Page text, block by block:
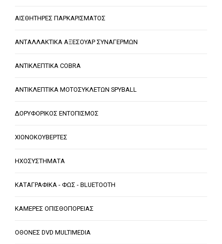
ΑΙΣΘΗΤΗΡΕΣ ΠΑΡΚΑΡΙΣΜΑΤΟΣ
ΑΝΤΑΛΛΑΚΤΙΚΑ ΑΞΕΣΟΥΑΡ ΣΥΝΑΓΕΡΜΩΝ
ΑΝΤΙΚΛΕΠΤΙΚΑ COBRA
ΑΝΤΙΚΛΕΠΤΙΚΑ ΜΟΤΟΣΥΚΛΕΤΩΝ SPYBALL
ΔΟΡΥΦΟΡΙΚΟΣ ΕΝΤΟΠΙΣΜΟΣ
ΧΙΟΝΟΚΟΥΒΕΡΤΕΣ
ΗΧΟΣΥΣΤΗΜΑΤΑ
ΚΑΤΑΓΡΑΦΙΚΑ - ΦΩΣ - BLUETOOTH
ΚΑΜΕΡΕΣ ΟΠΙΣΘΟΠΟΡΕΙΑΣ
ΟΘΟΝΕΣ DVD MULTIMEDIA